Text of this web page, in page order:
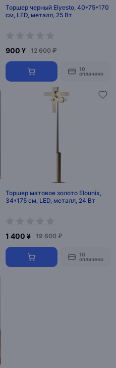
Торшер черный Elyesto, 40*75*170
см, LED, металл, 25 Вт
900 ¥ 12 600 ₽
10
оплачено
Торшер матовое золото Elounix,
34*175 см, LED, металл, 24 Вт
1 400 ¥ 19 600 ₽
10
оплачено